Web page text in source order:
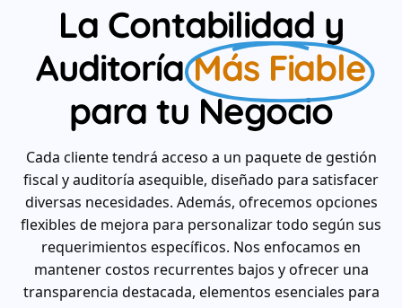
La Contabilidad y
Auditoría Más Fiable
para tu Negocio
Cada cliente tendrá acceso a un paquete de gestión
fiscal y auditoría asequible, diseñado para satisfacer
diversas necesidades. Además, ofrecemos opciones
flexibles de mejora para personalizar todo según sus
requerimientos específicos. Nos enfocamos en
mantener costos recurrentes bajos y ofrecer una
transparencia destacada, elementos esenciales para